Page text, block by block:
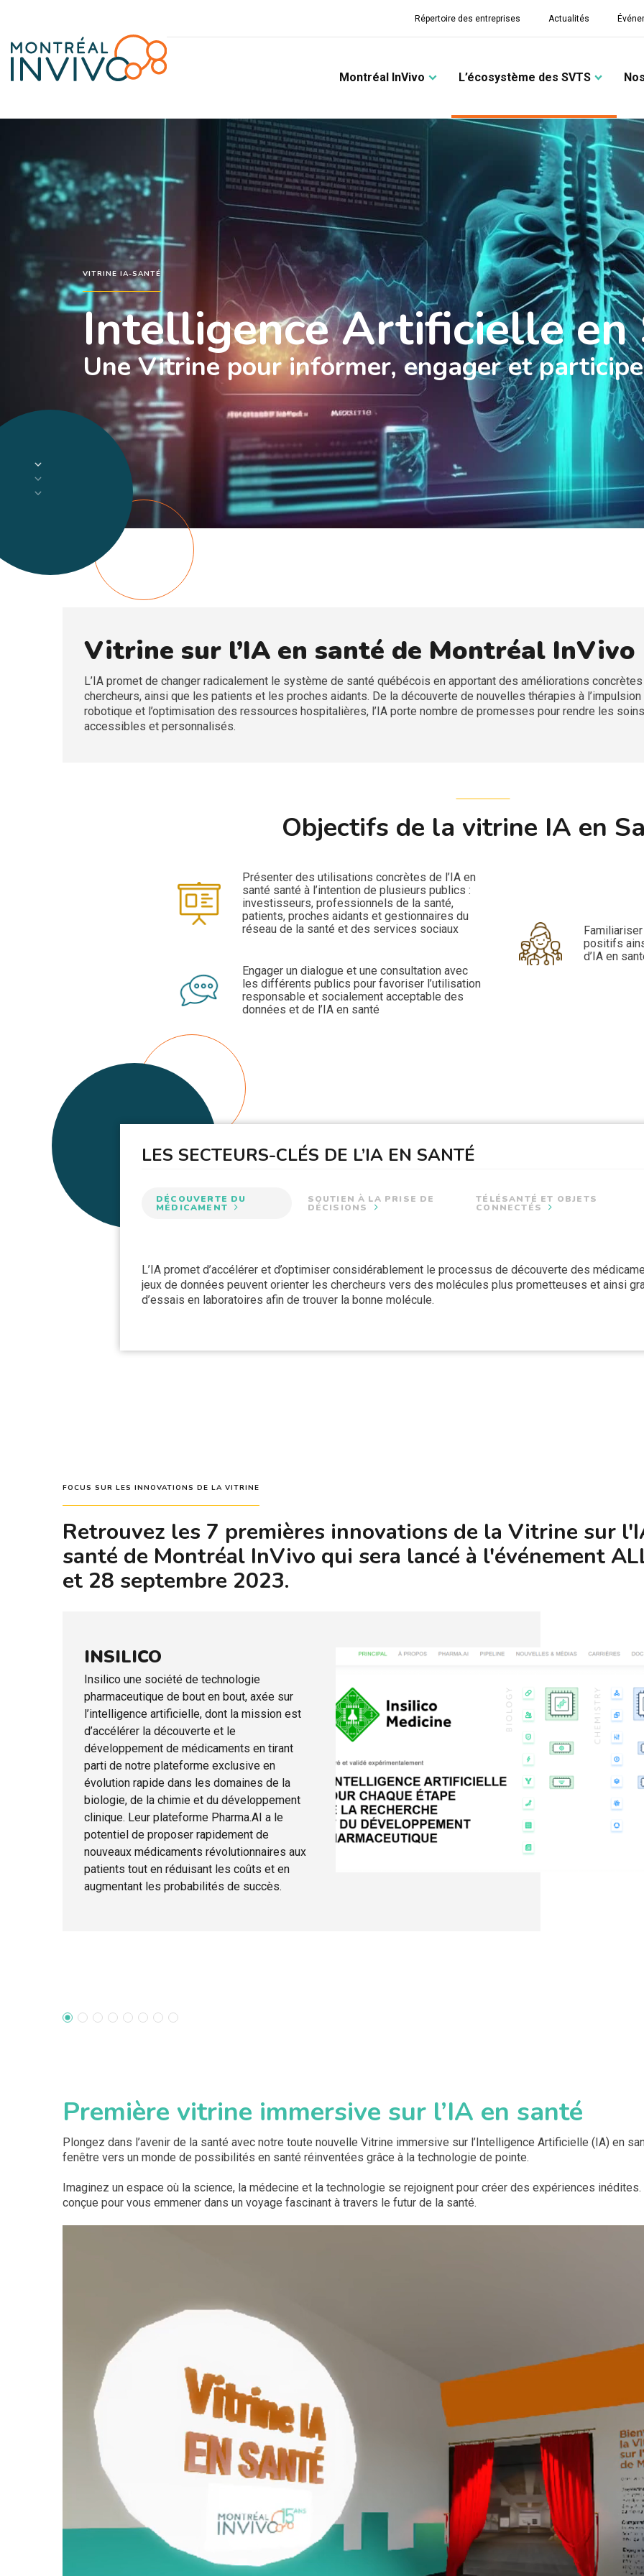
Répertoire des entreprises Actualités
Montréal InVivo L’écosystème des SVTS
VITRINE IA-SANTÉ
Intelligence Artificielle en
Une Vitrine pour informer, engager et
Vitrine sur l’IA en santé de Montréal InVivo
L’IA promet de changer radicalement le système de santé québécois en apportant des améliorations
chercheurs, ainsi que les patients et les proches aidants. De la découverte de nouvelles thérapies à
robotique et l’optimisation des ressources hospitalières, l’IA porte nombre de promesses pour rendre les
accessibles et personnalisés.
Objectifs de la vitrine IA en
Présenter des utilisations concrètes de l’IA en
santé santé à l’intention de plusieurs publics :
investisseurs, professionnels de la santé,
patients, proches aidants et gestionnaires du
réseau de la santé et des services sociaux
Engager un dialogue et une consultation avec
les différents publics pour favoriser l’utilisation
responsable et socialement acceptable des
données et de l’IA en santé
positifs
d’IA en
LES SECTEURS-CLÉS DE L’IA EN SANTÉ
DÉCOUVERTE DU
MÉDICAMENT
SOUTIEN À LA PRISE DE
DÉCISIONS
TÉLÉSANTÉ ET OBJETS
CONNECTÉS
L’IA promet d’accélérer et d’optimiser considérablement le processus de découverte des
jeux de données peuvent orienter les chercheurs vers des molécules plus prometteuses et ainsi
d’essais en laboratoires afin de trouver la bonne molécule.
Étant donné le volume exponentiel de données disponibles, l’IA s’avère aujourd’hui un outil
ces connaissances afin de guider la prise de décision des cliniciens, patients et gestionnaires du
L’IA est maintenant intégrée aux applications numériques et aux objets connectés afin de traiter
collectées et de produire des recommandations utiles pour les équipes cliniques et les patients.
Avec les progrès fulgurants de l’IA dans le domaine de l’analyse du langage, du mouvement et de
nouveaux robots autonomes ont vu le jour au cours des dernières années.
FOCUS SUR LES INNOVATIONS DE LA VITRINE
Retrouvez les 7 premières innovations de la Vitrine sur
santé de Montréal InVivo qui sera lancé à l'événement
et 28 septembre 2023.
INSILICO
Insilico une société de technologie
pharmaceutique de bout en bout, axée sur
l’intelligence artificielle, dont la mission est
d’accélérer la découverte et le
développement de médicaments en tirant
parti de notre plateforme exclusive en
évolution rapide dans les domaines de la
biologie, de la chimie et du développement
clinique. Leur plateforme Pharma.AI a le
potentiel de proposer rapidement de
nouveaux médicaments révolutionnaires aux
patients tout en réduisant les coûts et en
augmentant les probabilités de succès.
Première vitrine immersive sur l’IA en santé
Plongez dans l’avenir de la santé avec notre toute nouvelle Vitrine immersive sur l’Intelligence Artificielle (IA) en
fenêtre vers un monde de possibilités en santé réinventées grâce à la technologie de pointe.
Imaginez un espace où la science, la médecine et la technologie se rejoignent pour créer des expériences
conçue pour vous emmener dans un voyage fascinant à travers le futur de la santé.